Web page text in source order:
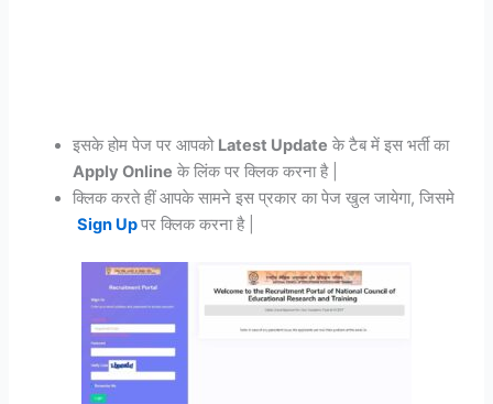
इसके होम पेज पर आपको Latest Update के टैब में इस भर्ती का
Apply Online के लिंक पर क्लिक करना है |
क्लिक करते हीं आपके सामने इस प्रकार का पेज खुल जायेगा, जिसमे
Sign Upपर क्लिक करना है |